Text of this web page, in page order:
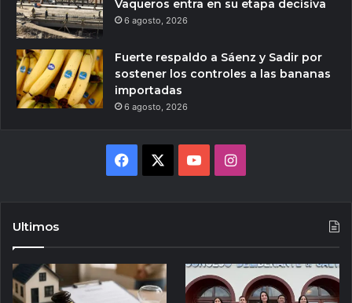
Vaqueros entra en su etapa decisiva
6 agosto, 2026
Fuerte respaldo a Sáenz y Sadir por
sostener los controles a las bananas
importadas
6 agosto, 2026
Facebook YouTubeInstagram
Ultimos